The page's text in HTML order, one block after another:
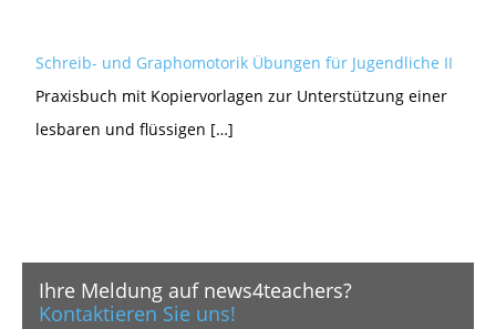
Schreib- und Graphomotorik Übungen für Jugendliche II
Praxisbuch mit Kopiervorlagen zur Unterstützung einer
lesbaren und flüssigen […]
Ihre Meldung auf news4teachers?
Kontaktieren Sie uns!